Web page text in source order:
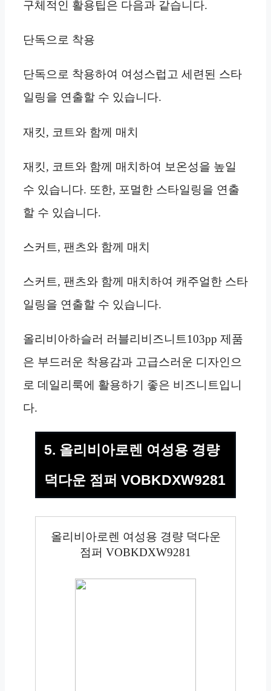
구체적인 활용팁은 다음과 같습니다.
단독으로 착용
단독으로 착용하여 여성스럽고 세련된 스타
일링을 연출할 수 있습니다.
재킷, 코트와 함께 매치
재킷, 코트와 함께 매치하여 보온성을 높일
수 있습니다. 또한, 포멀한 스타일링을 연출
할 수 있습니다.
스커트, 팬츠와 함께 매치
스커트, 팬츠와 함께 매치하여 캐주얼한 스타
일링을 연출할 수 있습니다.
올리비아하슬러 러블리비즈니트103pp 제품
은 부드러운 착용감과 고급스러운 디자인으
로 데일리룩에 활용하기 좋은 비즈니트입니
다.
5. 올리비아로렌 여성용 경량
덕다운 점퍼 VOBKDXW9281
올리비아로렌 여성용 경량 덕다운
점퍼 VOBKDXW9281